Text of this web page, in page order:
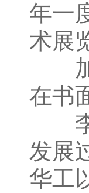
年一
术展
加
在书
李
发展
华工